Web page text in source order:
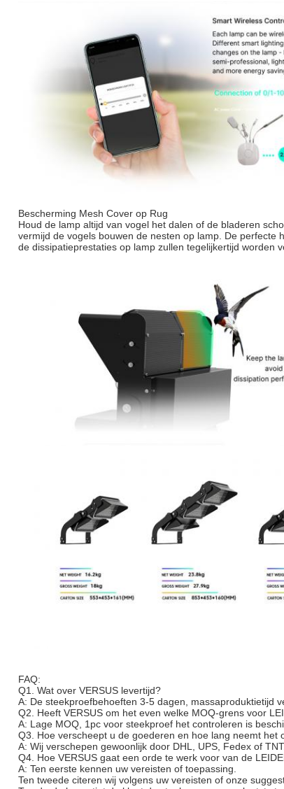
Bescherming Mesh Cover op Rug
Houd de lamp altijd van vogel het dalen of de bladeren
vermijd de vogels bouwen de nesten op lamp. De perfecte
de dissipatieprestaties op lamp zullen tegelijkertijd worden
FAQ:
Q1. Wat over VERSUS levertijd?
A: De steekproefbehoeften 3-5 dagen, massaproduktietijd
Q2. Heeft VERSUS om het even welke MOQ-grens voor
A: Lage MOQ, 1pc voor steekproef het controleren is
Q3. Hoe verscheept u de goederen en hoe lang neemt het
A: Wij verschepen gewoonlijk door DHL, UPS, Fedex of
Q4. Hoe VERSUS gaat een orde te werk voor van de
A: Ten eerste kennen uw vereisten of toepassing.
Ten tweede citeren wij volgens uw vereisten of onze